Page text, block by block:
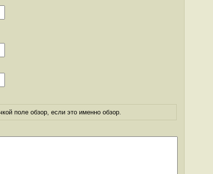
поле обзор, если это именно обзор.